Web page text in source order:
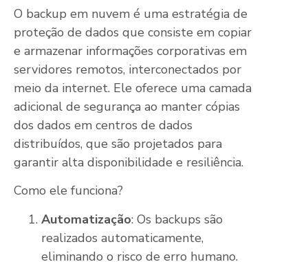
O backup em nuvem é uma estratégia de
proteção de dados que consiste em copiar
e armazenar informações corporativas em
servidores remotos, interconectados por
meio da internet. Ele oferece uma camada
adicional de segurança ao manter cópias
dos dados em centros de dados
distribuídos, que são projetados para
garantir alta disponibilidade e resiliência.
Como ele funciona?
Automatização: Os backups são
realizados automaticamente,
eliminando o risco de erro humano.